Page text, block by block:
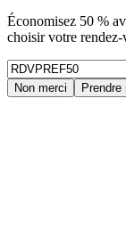
Économisez 50 %
choisir votre rendez-
Non merci